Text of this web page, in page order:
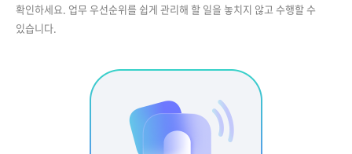
확인하세요. 업무 우선순위를 쉽게 관리해 할 일을 놓치지 않고 수행할 수
있습니다.